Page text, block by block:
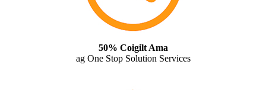
50% Coigilt Ama
ag One Stop Solution Services